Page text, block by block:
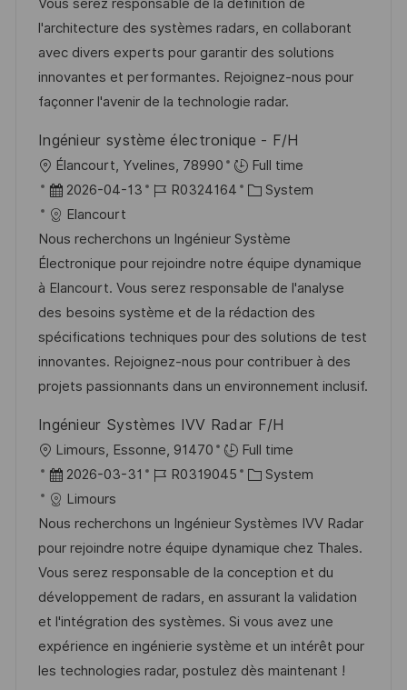
t
l
i
c
h
u
n
g
d
e
r
V
r
ö
f
f
e
n
t
l
i
c
h
u
n
g
D
o
r
i
e
Vous serez responsable de la définition de
l'architecture des systèmes radars, en collaborant
avec divers experts pour garantir des solutions
innovantes et performantes. Rejoignez-nous pour
façonner l'avenir de la technologie radar.
Ingénieur système électronique - F/H
O
r
t
Élancourt, Yvelines, 78990
Full time
D
a
t
u
m
d
e
r
V
r
ö
f
f
e
n
t
l
i
c
h
2026-04-13
J
b
-
I
D
R0324164
K
t
e
g
o
r
i
e
System
Elancourt
Nous recherchons un Ingénieur Système
Électronique pour rejoindre notre équipe dynamique
à Elancourt. Vous serez responsable de l'analyse
des besoins système et de la rédaction des
spécifications techniques pour des solutions de test
innovantes. Rejoignez-nous pour contribuer à des
projets passionnants dans un environnement inclusif.
Ingénieur Systèmes IVV Radar F/H
O
r
t
Limours, Essonne, 91470
Full time
D
a
t
u
m
d
e
r
V
2026-03-31
J
b
-
I
D
R0319045
K
t
e
g
o
r
i
e
System
Limours
Nous recherchons un Ingénieur Systèmes IVV Radar
pour rejoindre notre équipe dynamique chez Thales.
Vous serez responsable de la conception et du
développement de radars, en assurant la validation
et l'intégration des systèmes. Si vous avez une
expérience en ingénierie système et un intérêt pour
les technologies radar, postulez dès maintenant !